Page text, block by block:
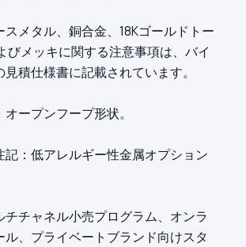
メタル、銅合金、18Kゴールドトー
びメッキに関する注意事項は、バイ
積仕様書に記載されています。
ープンフープ形状。
記：低アレルギー性金属オプション
チャネル小売プログラム、オンラ
、プライベートブランド向けスタ